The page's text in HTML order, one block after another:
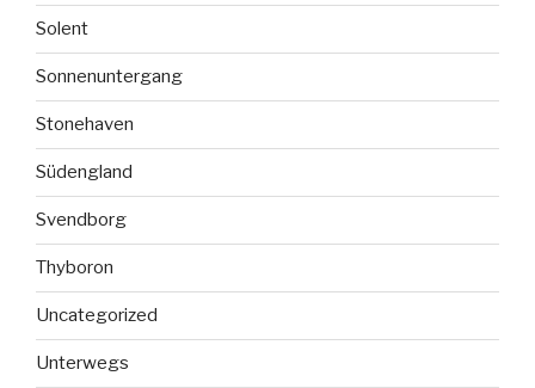
Solent
Sonnenuntergang
Stonehaven
Südengland
Svendborg
Thyboron
Uncategorized
Unterwegs